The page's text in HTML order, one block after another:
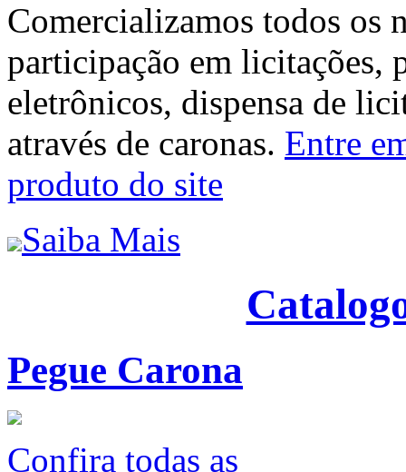
Comercializamos todos os
participação em licitações,
eletrônicos, dispensa de
através de caronas. Entre
produto do site
Saiba Mais
Pegue Carona
Confira todas as